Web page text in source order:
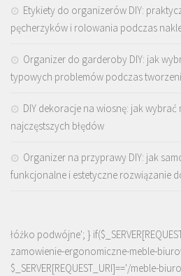
Etykiety do organizerów DIY:
pęcherzyków i rolowania podczas
Organizer do garderoby DIY: jak
typowych problemów podczas
DIY dekoracje na wiosnę: jak wybrać
najczęstszych błędów
Organizer na przyprawy DIY: jak
funkcjonalne i estetyczne rozwiązanie
łóżko podwójne'; }
zamowienie-ergonomiczne-meble-
$_SERVER[REQUEST_URI]=='/meble-